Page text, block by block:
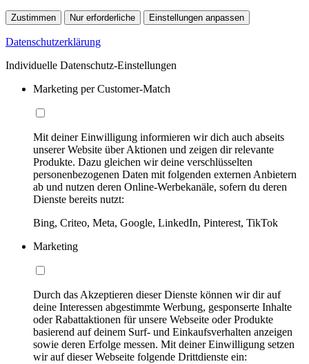
Zustimmen Nur erforderliche Einstellungen anpassen
Datenschutzerklärung
Individuelle Datenschutz-Einstellungen
Marketing per Customer-Match
Mit deiner Einwilligung informieren wir dich auch abseits
unserer Website über Aktionen und zeigen dir relevante
Produkte. Dazu gleichen wir deine verschlüsselten
personenbezogenen Daten mit folgenden externen Anbietern
ab und nutzen deren Online-Werbekanäle, sofern du deren
Dienste bereits nutzt:
Bing, Criteo, Meta, Google, LinkedIn, Pinterest, TikTok
Marketing
Durch das Akzeptieren dieser Dienste können wir dir auf
deine Interessen abgestimmte Werbung, gesponserte Inhalte
oder Rabattaktionen für unsere Webseite oder Produkte
basierend auf deinem Surf- und Einkaufsverhalten anzeigen
sowie deren Erfolge messen. Mit deiner Einwilligung setzen
wir auf dieser Webseite folgende Drittdienste ein: